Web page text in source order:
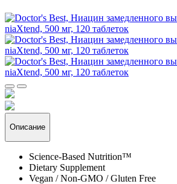
Описание
Science-Based Nutrition™
Dietary Supplement
Vegan / Non-GMO / Gluten Free